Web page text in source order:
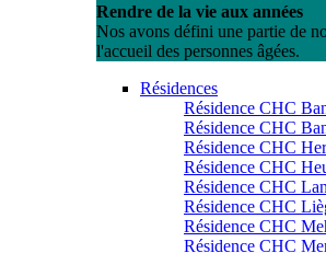
Rendre de la vie aux années
Nos avons défini une partie de
l'accueil des personnes âgées.
Résidences
Résidence CHC
Résidence CHC
Résidence CHC
Résidence CHC
Résidence CHC
Résidence CHC
Résidence CHC
Résidence CHC